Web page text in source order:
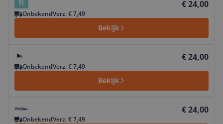
€ 24,00
OnbekendVerz. € 7,49
Bekijk
€ 24,00
OnbekendVerz. € 7,49
Bekijk
€ 24,00
OnbekendVerz. € 7,49